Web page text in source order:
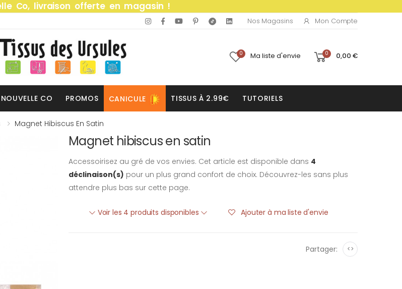
Co, livraison offerte en magasin !
Nos Magasins Mon Compte
0 Ma liste d'envie 0 0,00 €
NOUVELLE CO PROMOS CANICULE TISSUS À 2.99€ TUTORIELS
Magnet Hibiscus En Satin
Magnet hibiscus en satin
Accessoirisez au gré de vos envies. Cet article est disponible dans 4
déclinaison(s) pour un plus grand confort de choix. Découvrez-les sans plus
attendre plus bas sur cette page.
Voir les 4 produits disponibles Ajouter à ma liste d'envie
Partager: <>